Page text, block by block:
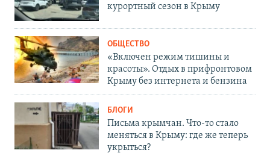
курортный сезон в Крыму
ОБЩЕСТВО
«Включен режим тишины и
красоты». Отдых в прифронтовом
Крыму без интернета и бензина
БЛОГИ
Письма крымчан. Что-то стало
меняться в Крыму: где же теперь
укрыться?